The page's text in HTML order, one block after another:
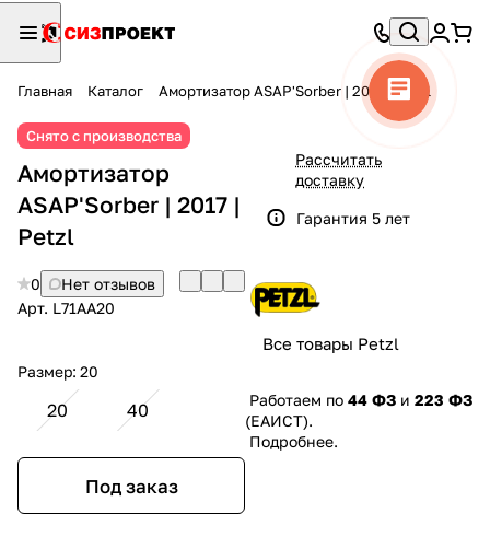
Главная Каталог Амортизатор ASAP'Sorber | 2017 | Petzl
Снято с производства
Амортизатор
ASAP'Sorber | 2017 |
Petzl
0
Нет отзывов
Арт. L71AA20
Размер: 20
20 40
Под заказ
Рассчитать
доставку
Гарантия 5 лет
Все товары Petzl
Работаем по 44 ФЗ и 223 ФЗ
(ЕАИСТ).
Подробнее.